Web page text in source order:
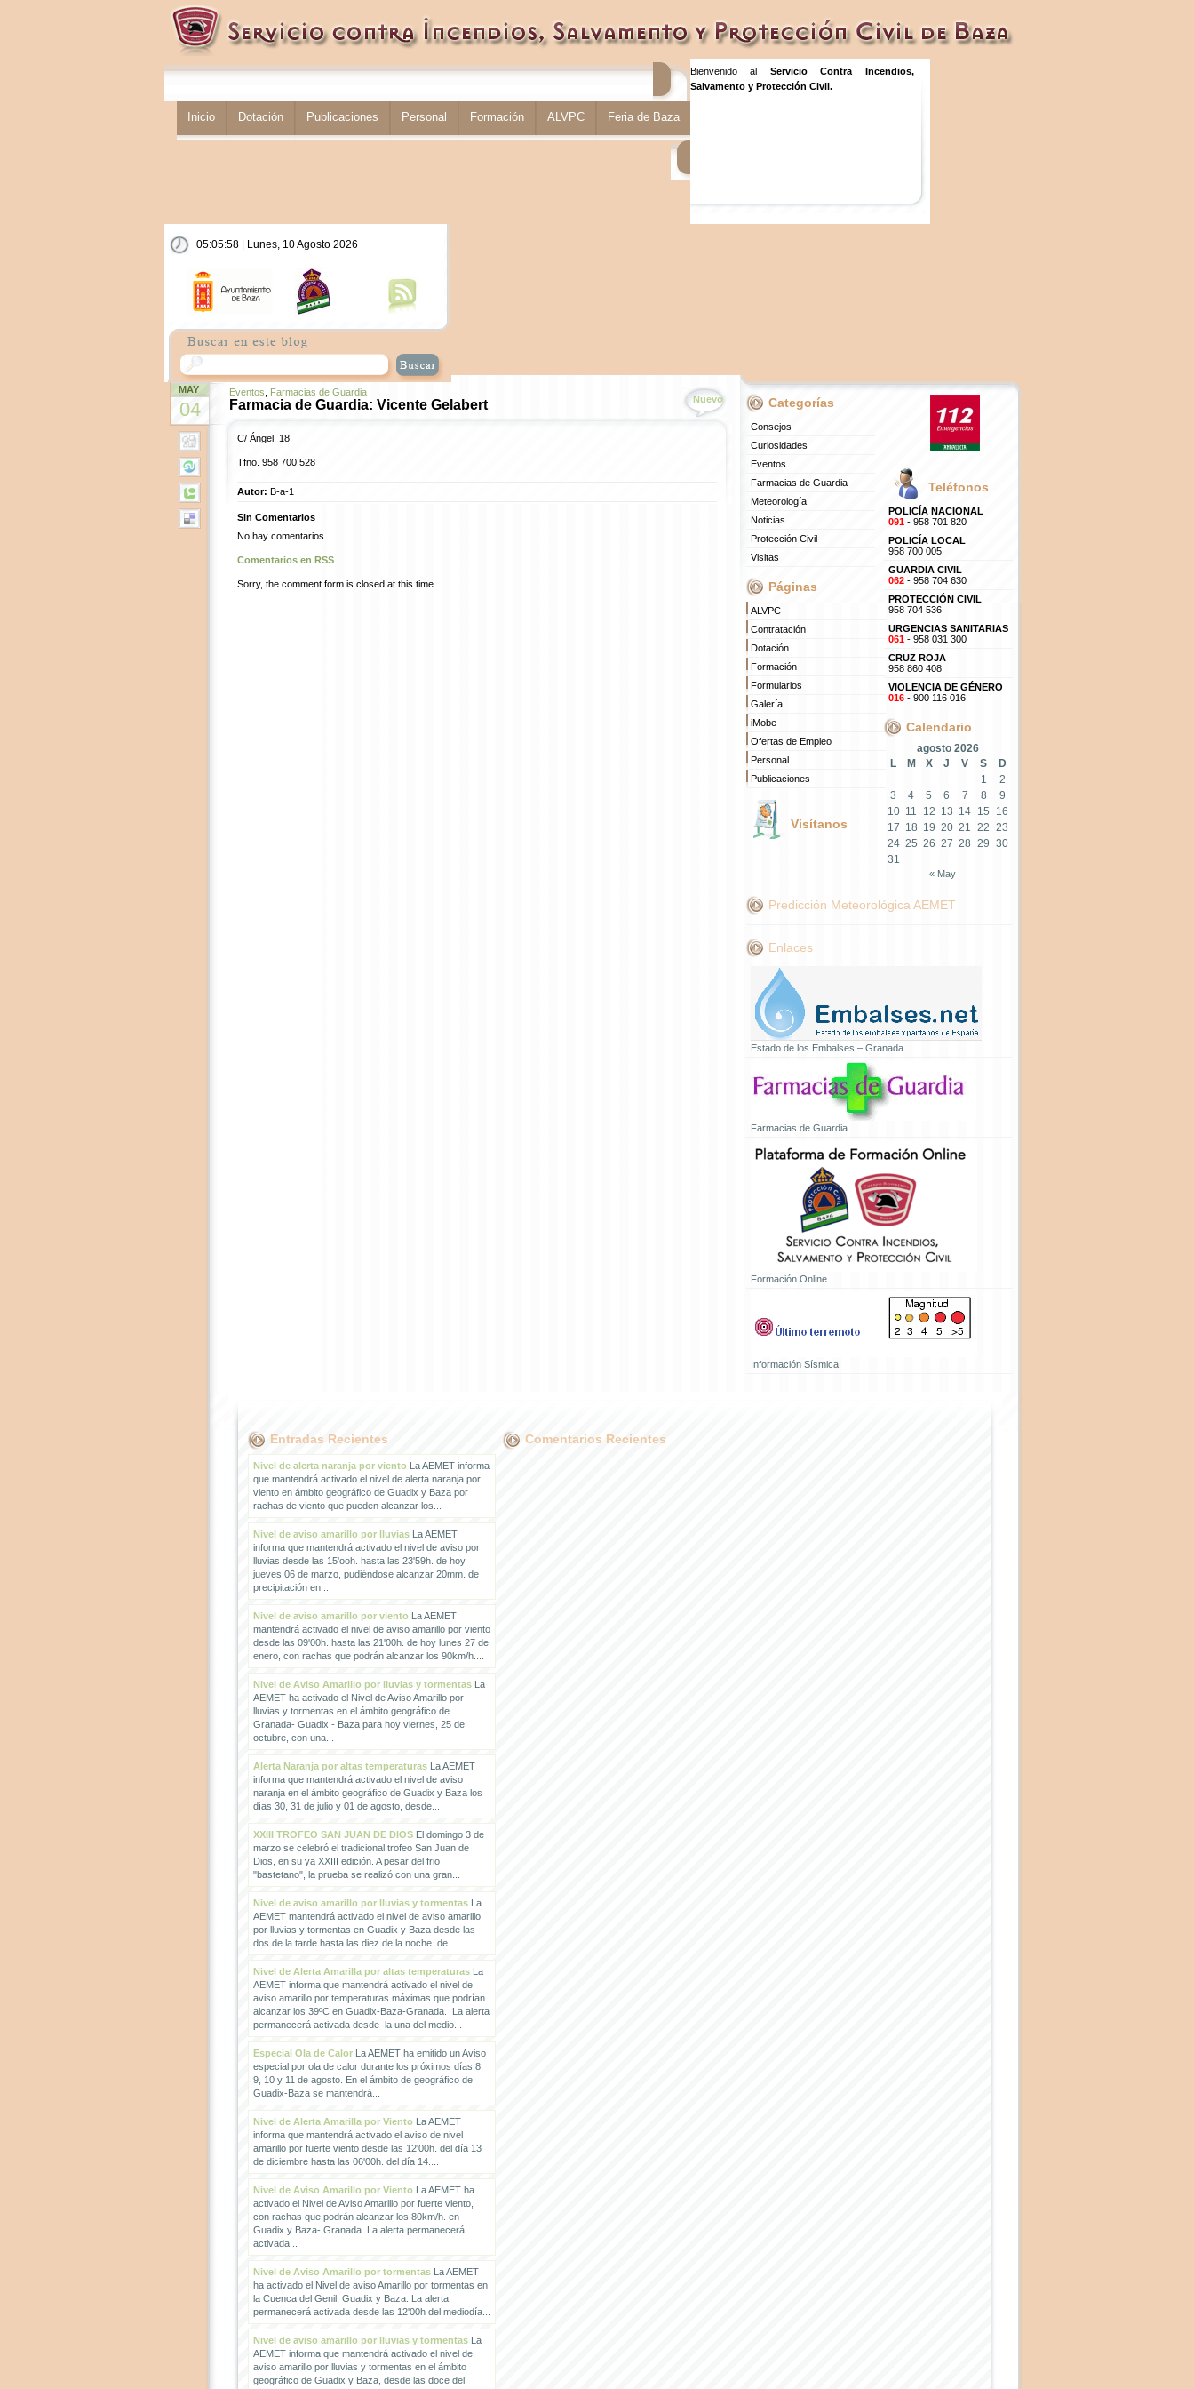
Inicio Dotación Publicaciones Personal Formación ALVPC Feria de Baza
Bienvenido al Servicio Contra Incendios,
Salvamento y Protección Civil.
05:05:59 | Lunes, 10 Agosto 2026
MAY
04
Eventos Farmacias de Guardia
Farmacia de Guardia: Vicente Gelabert Nuevo
C/ Ángel, 18
Tfno. 958 700 528
Autor: B-a-1
Sin Comentarios
No hay comentarios.
Comentarios en RSS
Sorry, the comment form is closed at this time.
Categorías
Consejos
Curiosidades
Eventos
Farmacias de Guardia
Meteorología
Noticias
Protección Civil
Visitas
Páginas
ALVPC
Contratación
Dotación
Formación
Formularios
Galería
iMobe
Ofertas de Empleo
Personal
Publicaciones
Visítanos
Teléfonos
POLICÍA NACIONAL
091- 958 701 820
POLICÍA LOCAL
958 700 005
GUARDIA CIVIL
062- 958 704 630
PROTECCIÓN CIVIL
958 704 536
URGENCIAS SANITARIAS
061- 958 031 300
CRUZ ROJA
958 860 408
VIOLENCIA DE GÉNERO
016- 900 116 016
Calendario
agosto 2026
L
M X J V S
D
1
2
3
4 5 6 7 8
9
10 11 12 13 14 15
16
17 18 19 20 21 22 23
24 25 26 27 28 29 30
31
« May
Predicción Meteorológica AEMET
Enlaces
Estado de los Embalses – Granada
Farmacias de Guardia
Formación Online
Información Sísmica
Entradas Recientes
Nivel de alerta naranja por vientoLa AEMET informa
que mantendrá activado el nivel de alerta naranja por
viento en ámbito geográfico de Guadix y Baza por
rachas de viento que pueden alcanzar los...
Nivel de aviso amarillo por lluviasLa AEMET
informa que mantendrá activado el nivel de aviso por
lluvias desde las 15'ooh. hasta las 23'59h. de hoy
jueves 06 de marzo, pudiéndose alcanzar 20mm. de
precipitación en...
Nivel de aviso amarillo por vientoLa AEMET
mantendrá activado el nivel de aviso amarillo por viento
desde las 09'00h. hasta las 21'00h. de hoy lunes 27 de
enero, con rachas que podrán alcanzar los 90km/h....
Nivel de Aviso Amarillo por lluvias y tormentasLa
AEMET ha activado el Nivel de Aviso Amarillo por
lluvias y tormentas en el ámbito geográfico de
Granada- Guadix - Baza para hoy viernes, 25 de
octubre, con una...
Alerta Naranja por altas temperaturasLa AEMET
informa que mantendrá activado el nivel de aviso
naranja en el ámbito geográfico de Guadix y Baza los
días 30, 31 de julio y 01 de agosto, desde...
XXIII TROFEO SAN JUAN DE DIOSEl domingo 3 de
marzo se celebró el tradicional trofeo San Juan de
Dios, en su ya XXIII edición. A pesar del frio
"bastetano", la prueba se realizó con una gran...
Nivel de aviso amarillo por lluvias y tormentasLa
AEMET mantendrá activado el nivel de aviso amarillo
por lluvias y tormentas en Guadix y Baza desde las
dos de la tarde hasta las diez de la noche de...
Nivel de Alerta Amarilla por altas temperaturasLa
AEMET informa que mantendrá activado el nivel de
aviso amarillo por temperaturas máximas que podrían
alcanzar los 39ºC en Guadix-Baza-Granada. La alerta
permanecerá activada desde la una del medio...
Especial Ola de CalorLa AEMET ha emitido un Aviso
especial por ola de calor durante los próximos días 8,
9, 10 y 11 de agosto. En el ámbito de geográfico de
Guadix-Baza se mantendrá...
Nivel de Alerta Amarilla por VientoLa AEMET
informa que mantendrá activado el aviso de nivel
amarillo por fuerte viento desde las 12'00h. del día 13
de diciembre hasta las 06'00h. del día 14....
Nivel de Aviso Amarillo por VientoLa AEMET ha
activado el Nivel de Aviso Amarillo por fuerte viento,
con rachas que podrán alcanzar los 80km/h. en
Guadix y Baza- Granada. La alerta permanecerá
activada...
Nivel de Aviso Amarillo por tormentasLa AEMET
ha activado el Nivel de aviso Amarillo por tormentas en
la Cuenca del Genil, Guadix y Baza. La alerta
permanecerá activada desde las 12'00h del mediodía...
Nivel de aviso amarillo por lluvias y tormentasLa
AEMET informa que mantendrá activado el nivel de
aviso amarillo por lluvias y tormentas en el ámbito
geográfico de Guadix y Baza, desde las doce del
Comentarios Recientes